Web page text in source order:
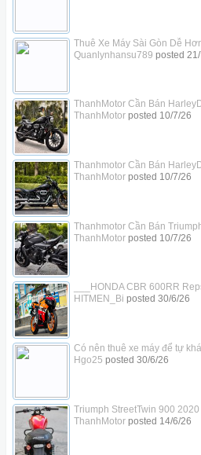
Thuê Xe Máy Sài Gòn Dễ
Quanlynhansu789 posted
ThanhMotor Cần Bán
ThanhMotorposted 10/7/26
Thanhmotor Cần Bán
ThanhMotorposted 10/7/26
Thanhmotor Cần Bán
ThanhMotorposted 10/7/26
___HONDA CBR 600RR
HITMEN_Bi posted 30/6/26
Có nên thuê xe máy để tự
Hgo25 posted 30/6/26
Triumph StreetTwin 900 2020
ThanhMotorposted 14/6/26